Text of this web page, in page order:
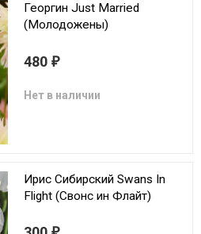
Георгин Just Married
(Молодожены)
480 ₽
Нет в наличии
Ирис Сибирский Swans In
Flight (Свонс ин Флайт)